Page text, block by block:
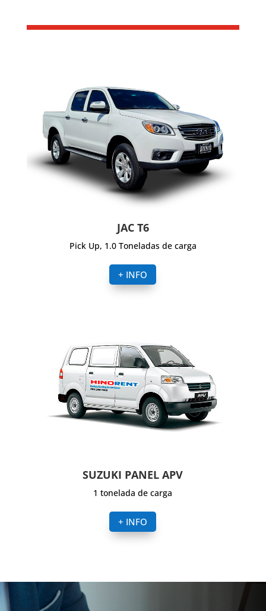
JAC T6
Pick Up, 1.0 Toneladas de carga
+ INFO
SUZUKI PANEL APV
1 tonelada de carga
+ INFO